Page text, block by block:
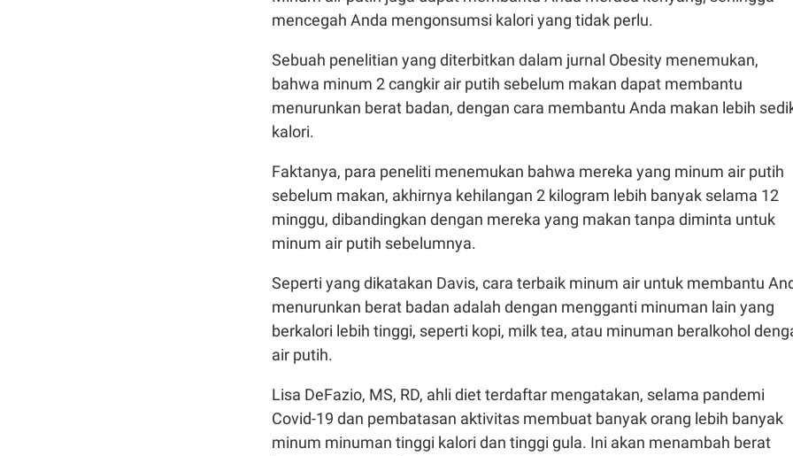
mencegah Anda mengonsumsi kalori yang tidak perlu.
Sebuah penelitian yang diterbitkan dalam jurnal Obesity menemukan,
bahwa minum 2 cangkir air putih sebelum makan dapat membantu
menurunkan berat badan, dengan cara membantu Anda makan lebih
kalori.
Faktanya, para peneliti menemukan bahwa mereka yang minum air putih
sebelum makan, akhirnya kehilangan 2 kilogram lebih banyak selama 12
minggu, dibandingkan dengan mereka yang makan tanpa diminta untuk
minum air putih sebelumnya.
Seperti yang dikatakan Davis, cara terbaik minum air untuk membantu
menurunkan berat badan adalah dengan mengganti minuman lain yang
berkalori lebih tinggi, seperti kopi, milk tea, atau minuman beralkohol
air putih.
Lisa DeFazio, MS, RD, ahli diet terdaftar mengatakan, selama pandemi
Covid-19 dan pembatasan aktivitas membuat banyak orang lebih banyak
minum minuman tinggi kalori dan tinggi gula. Ini akan menambah berat